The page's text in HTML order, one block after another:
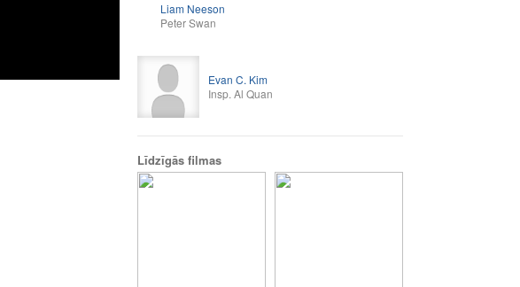
Liam Neeson
Peter Swan
Evan C. Kim
Insp. Al Quan
Līdzīgās filmas